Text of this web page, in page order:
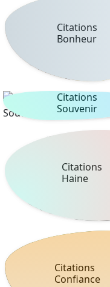
Citations
Bonheur
Citations
Souvenir
Citations
Haine
Citations
Confiance